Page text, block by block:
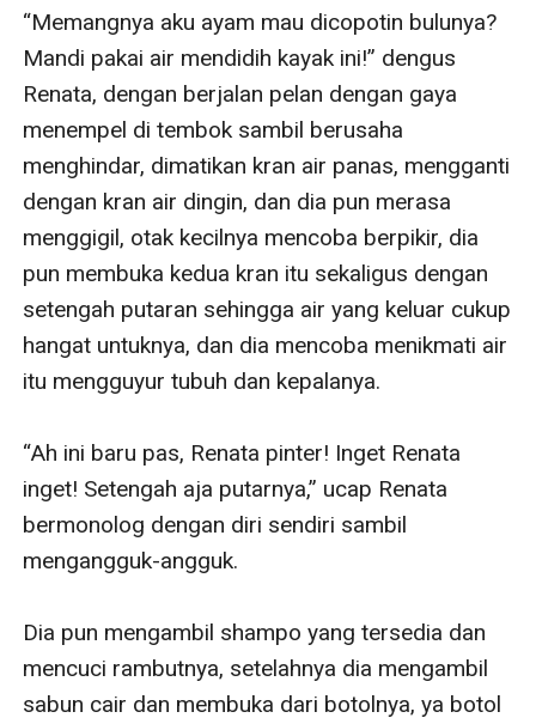
“Memangnya aku ayam mau dicopotin bulunya?
Mandi pakai air mendidih kayak ini!” dengus
Renata, dengan berjalan pelan dengan gaya
menempel di tembok sambil berusaha
menghindar, dimatikan kran air panas, mengganti
dengan kran air dingin, dan dia pun merasa
menggigil, otak kecilnya mencoba berpikir, dia
pun membuka kedua kran itu sekaligus dengan
setengah putaran sehingga air yang keluar cukup
hangat untuknya, dan dia mencoba menikmati air
itu mengguyur tubuh dan kepalanya.
“Ah ini baru pas, Renata pinter! Inget Renata
inget! Setengah aja putarnya,” ucap Renata
bermonolog dengan diri sendiri sambil
mengangguk-angguk.
Dia pun mengambil shampo yang tersedia dan
mencuci rambutnya, setelahnya dia mengambil
sabun cair dan membuka dari botolnya, ya botol